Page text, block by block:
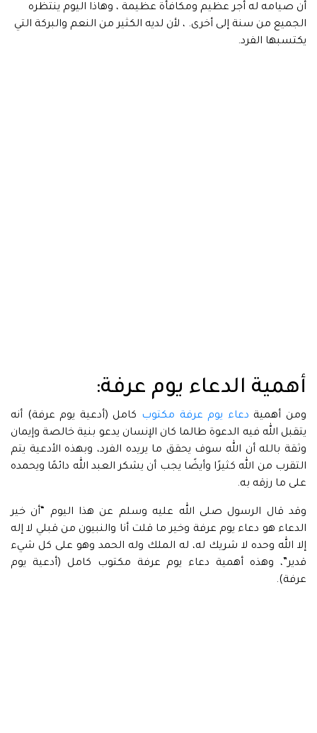
أن صيامه له أجر عظيم ومكافأة عظيمة ، وهاذا اليوم ينتظره
الجميع من سنة إلى أخرى. ، لأن لديه الكثير من النعم والبركة التي
يكتسبها الفرد.
أهمية الدعاء يوم عرفة:
ومن أهمية دعاء يوم عرفة مكتوب كامل (أدعية يوم عرفة) أنه
يتقبل الله فيه الدعوة طالما كان الإنسان يدعو بنية خالصة وإيمان
وثقة بالله أن الله سوف يحقق ما يريده الفرد، وبهذه الأدعية يتم
التقرب من الله كثيرًا وأيضًا يجب أن يشكر العبد الله دائمًا ويحمده
على ما رزقه به.
وقد قال الرسول صلى الله عليه وسلم عن هذا اليوم “أن خير
الدعاء هو دعاء يوم عرفة وخير ما قلت أنا والنبيون من قبلي لا إله
إلا الله وحده لا شريك له، له الملك وله الحمد وهو على كل شيء
قدير”، وهذه أهمية دعاء يوم عرفة مكتوب كامل (أدعية يوم
عرفة).